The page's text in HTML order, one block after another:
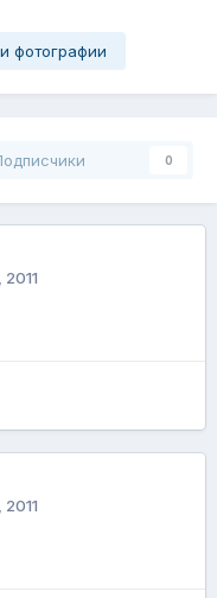
фотографии
0